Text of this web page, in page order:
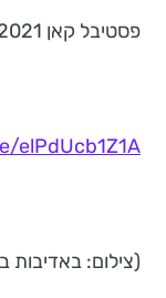
פסטיבל קאן 2021 – הבחירה הרשמית
elPdUcb1Z1A
(צילום: באדיבות